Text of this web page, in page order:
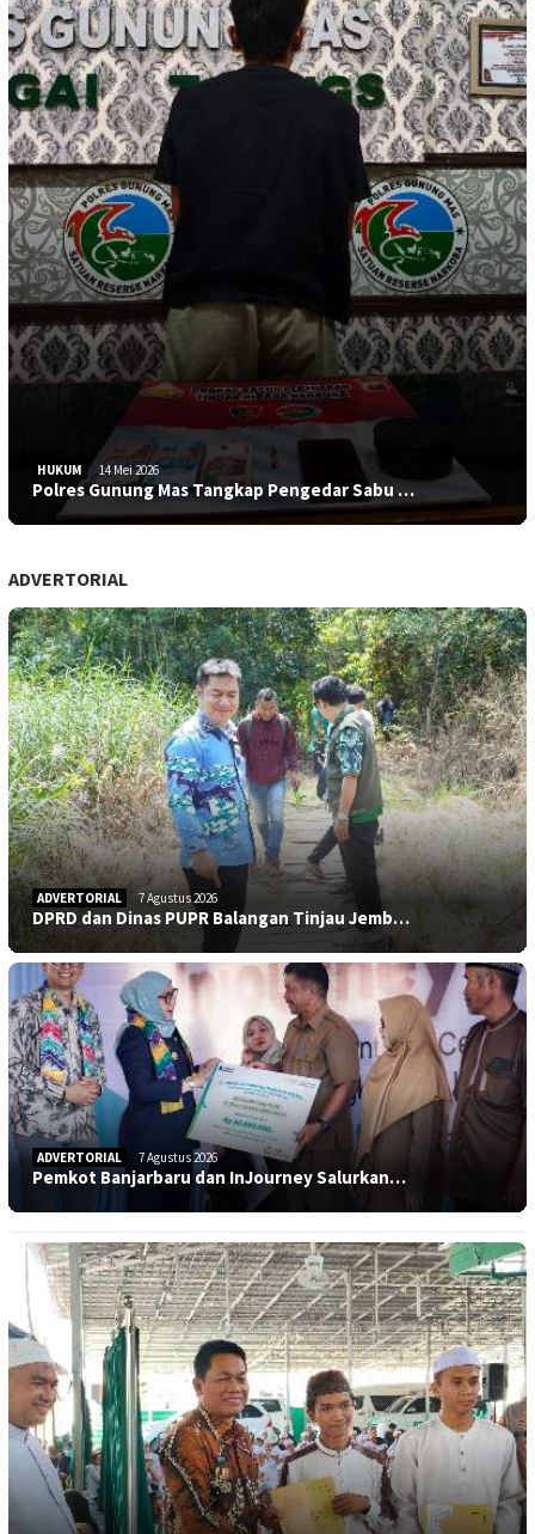
HUKUM 14 Mei 2026
Polres Gunung Mas Tangkap Pengedar Sabu …
ADVERTORIAL
ADVERTORIAL 7 Agustus 2026
DPRD dan Dinas PUPR Balangan Tinjau Jemb…
ADVERTORIAL 7 Agustus 2026
Pemkot Banjarbaru dan InJourney Salurkan…